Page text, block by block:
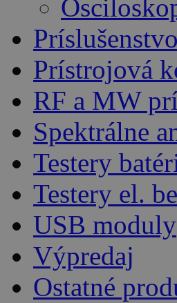
Prístrojová
RF a MW
Spektrálne
Testery
Testery el.
USB moduly
Výpredaj
Ostatné